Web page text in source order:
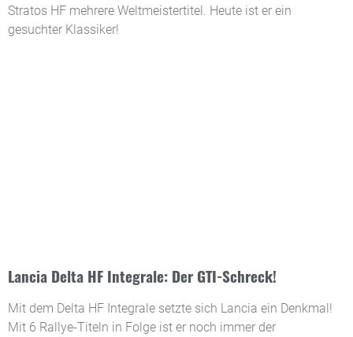
Stratos HF mehrere Weltmeistertitel. Heute ist er ein
gesuchter Klassiker!
Lancia Delta HF Integrale: Der GTI-Schreck!
Mit dem Delta HF Integrale setzte sich Lancia ein Denkmal!
Mit 6 Rallye-Titeln in Folge ist er noch immer der